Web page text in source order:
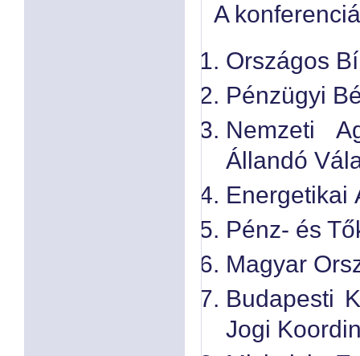
A
Országos
Pénzügyi
Nemzeti
Állandó
Energetikai
Pénz- és
Magyar
Budapesti
Jogi